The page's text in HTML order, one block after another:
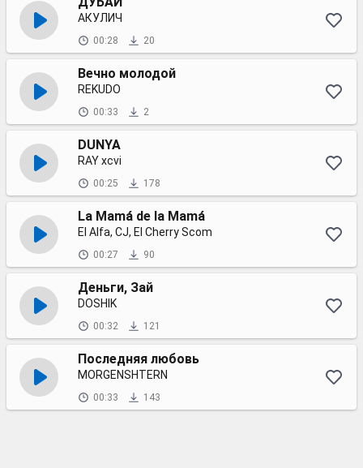
АКУЛИЧ
00:28 20
Вечно молодой
REKUDO
00:33 2
DUNYA
RAY xcvi
00:25 178
La Mamá de la Mamá
El Alfa, CJ, El Cherry Scom
00:27 90
Деньги, Зай
DOSHIK
00:32 121
Последняя любовь
MORGENSHTERN
00:33 143